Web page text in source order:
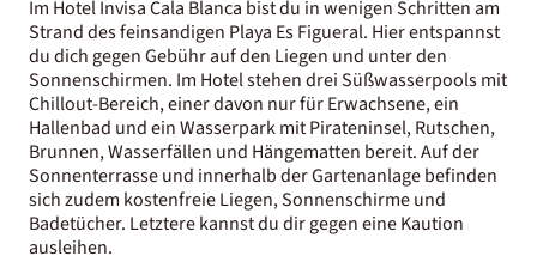
Im Hotel Invisa Cala Blanca bist du in wenigen Schritten am
Strand des feinsandigen Playa Es Figueral. Hier entspannst
du dich gegen Gebühr auf den Liegen und unter den
Sonnenschirmen. Im Hotel stehen drei Süßwasserpools mit
Chillout-Bereich, einer davon nur für Erwachsene, ein
Hallenbad und ein Wasserpark mit Pirateninsel, Rutschen,
Brunnen, Wasserfällen und Hängematten bereit. Auf der
Sonnenterrasse und innerhalb der Gartenanlage befinden
sich zudem kostenfreie Liegen, Sonnenschirme und
Badetücher. Letztere kannst du dir gegen eine Kaution
ausleihen.